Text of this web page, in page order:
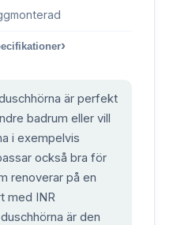
›
är perfekt
badrum eller vill
i exempelvis
också bra för
renoverar på en
med INR
är den